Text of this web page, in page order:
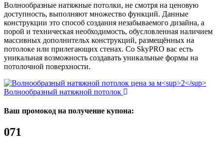
Волнообразные натяжные потолки, не смотря на ценовую
доступность, выполняют множество функций. Данные
конструкции это способ создания незабываемого дизайна, а
порой и техническая необходимость, обусловленная наличием
массивных дополнительх конструкций, размещённых на
потолоке или прилегающих стенах. Со SkyPRO вас есть
уникальная возможность создавать уникальные формы на
потолочной поверхности.
Волнообразный натяжной потолок
Ваш промокод на получение купона:
071